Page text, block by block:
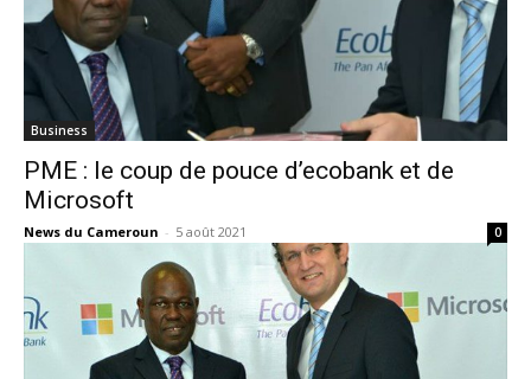
Business
PME : le coup de pouce d’ecobank et de
Microsoft
News du Cameroun - 5 août 2021 0